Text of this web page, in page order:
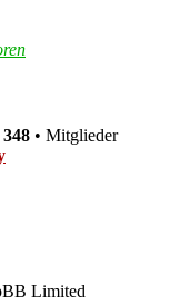
348 • Mitglieder
Limited